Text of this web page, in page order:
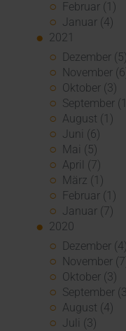
Februar (1)
Januar (4)
2021
Dezember (5)
November
Oktober (3)
September
August (1)
Juni (6)
Mai (5)
April (7)
März (1)
Februar (1)
Januar (7)
2020
Dezember (4)
November
Oktober (3)
September
August (4)
Juli (3)